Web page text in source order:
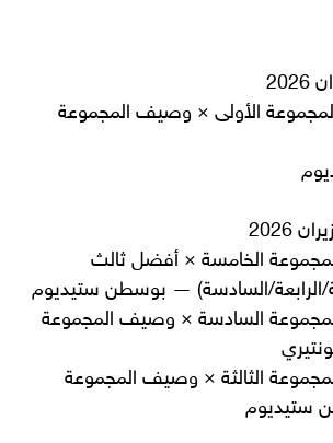
المجموعة الأولى × وصيف المجموعة
الرابعة/السادسة) — بوسطن ستيديوم
المجموعة السادسة × وصيف المجموعة
المجموعة الثالثة × وصيف المجموعة
ستيديوم